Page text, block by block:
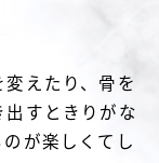
えたり、骨を
出すときりがな
が楽しくてし